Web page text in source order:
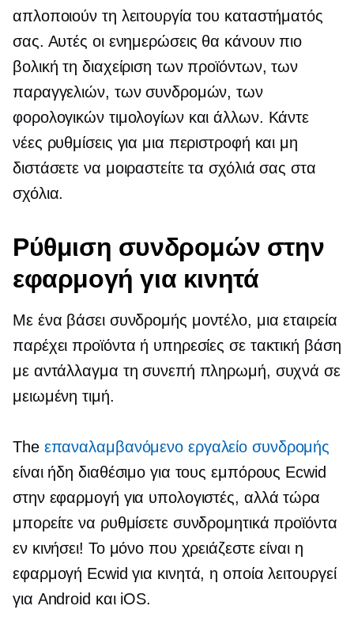
απλοποιούν τη λειτουργία του καταστήματός
σας. Αυτές οι ενημερώσεις θα κάνουν πιο
βολική τη διαχείριση των προϊόντων, των
παραγγελιών, των συνδρομών, των
φορολογικών τιμολογίων και άλλων. Κάντε
νέες ρυθμίσεις για μια περιστροφή και μη
διστάσετε να μοιραστείτε τα σχόλιά σας στα
σχόλια.
Ρύθμιση συνδρομών στην
εφαρμογή για κινητά
Με ένα βάσει συνδρομής μοντέλο, μια εταιρεία
παρέχει προϊόντα ή υπηρεσίες σε τακτική βάση
με αντάλλαγμα τη συνεπή πληρωμή, συχνά σε
μειωμένη τιμή.
The επαναλαμβανόμενο εργαλείο συνδρομής
είναι ήδη διαθέσιμο για τους εμπόρους Ecwid
στην εφαρμογή για υπολογιστές, αλλά τώρα
μπορείτε να ρυθμίσετε συνδρομητικά προϊόντα
εν κινήσει! Το μόνο που χρειάζεστε είναι η
εφαρμογή Ecwid για κινητά, η οποία λειτουργεί
για Android και iOS.